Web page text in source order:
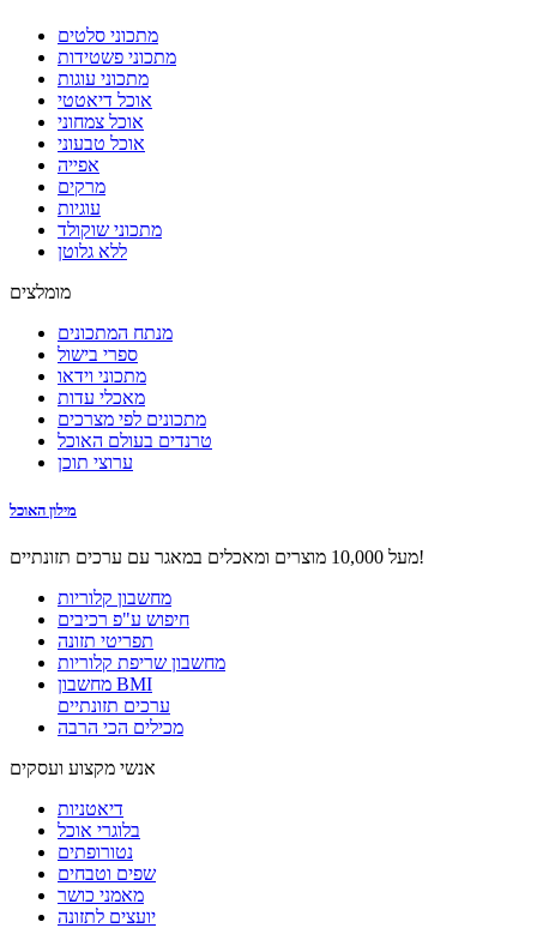
מתכוני סלטים
מתכוני פשטידות
מתכוני עוגות
אוכל דיאטטי
אוכל צמחוני
אוכל טבעוני
אפייה
מרקים
עוגיות
מתכוני שוקולד
ללא גלוטן
מומלצים
מנתח המתכונים
ספרי בישול
מתכוני וידאו
מאכלי עדות
מתכונים לפי מצרכים
טרנדים בעולם האוכל
ערוצי תוכן
מילון האוכל
מעל 10,000 מוצרים ומאכלים במאגר עם ערכים תזונתיים!
מחשבון קלוריות
חיפוש ע"פ רכיבים
תפריטי תזונה
מחשבון שריפת קלוריות
מחשבון BMI
ערכים תזונתיים
מכילים הכי הרבה
אנשי מקצוע ועסקים
דיאטניות
בלוגרי אוכל
נטורופתים
שפים וטבחים
מאמני כושר
יועצים לתזונה